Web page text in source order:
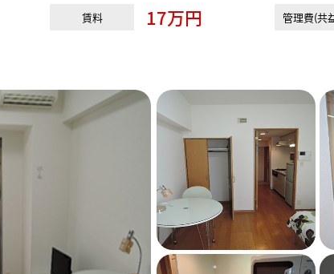
賃料 17万円 管理費(共